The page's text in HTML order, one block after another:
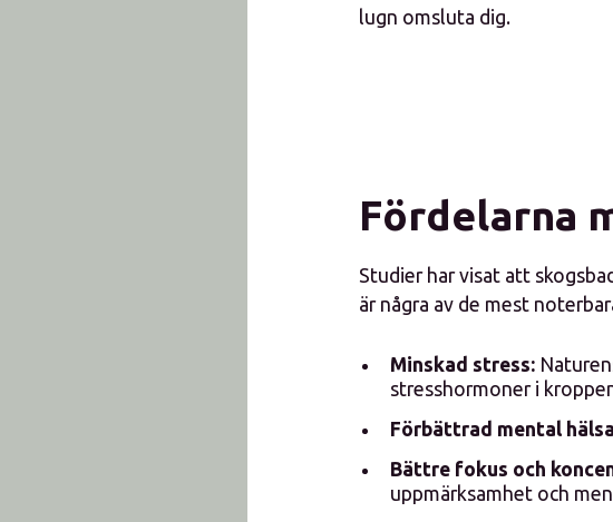
lugn omsluta dig.
Fördelarna
Studier har visat att
är några av de mest
Minskad stress:
stresshormoner i
Förbättrad mental
Bättre fokus och
uppmärksamhet och